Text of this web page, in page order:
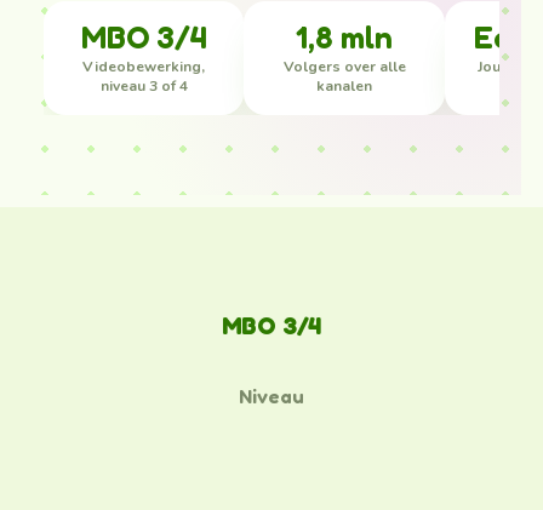
MBO 3/4
Videobewerking,
niveau 3 of 4
1,8 mln
Volgers over alle
kanalen
Jouw
MBO 3/4
Niveau